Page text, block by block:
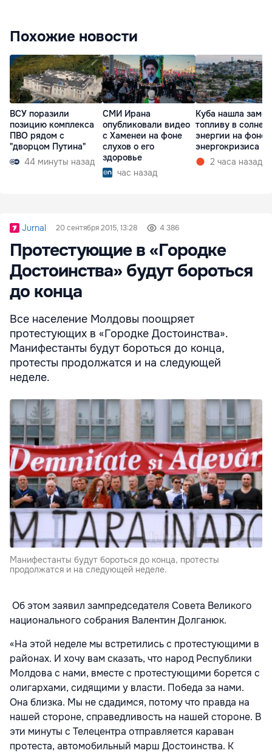
Похожие новости
ВСУ поразили
позицию комплекса
ПВО рядом с
"дворцом Путина"
44 минуты назад
СМИ Ирана
опубликовали видео
с Хаменеи на фоне
слухов о его
здоровье
час назад
Куба нашла
топливу в
энергии на фоне
энергокризиса
2 часа назад
Jurnal 20 сентября 2015, 13:28 4 386
Протестующие в «Городке
Достоинства» будут бороться
до конца
Все население Молдовы поощряет
протестующих в «Городке Достоинства».
Манифестанты будут бороться до конца,
протесты продолжатся и на следующей
неделе.
Манифестанты будут бороться до конца, протесты
продолжатся и на следующей неделе.
Об этом заявил зампредседателя Совета Великого
национального собрания Валентин Долганюк.
«На этой неделе мы встретились с протестующими в
районах. И хочу вам сказать, что народ Республики
Молдова с нами, вместе с протестующими борется с
олигархами, сидящими у власти. Победа за нами.
Она близка. Мы не сдадимся, потому что правда на
нашей стороне, справедливость на нашей стороне. В
эти минуты с Телецентра отправляется караван
протеста, автомобильный марш Достоинства. К